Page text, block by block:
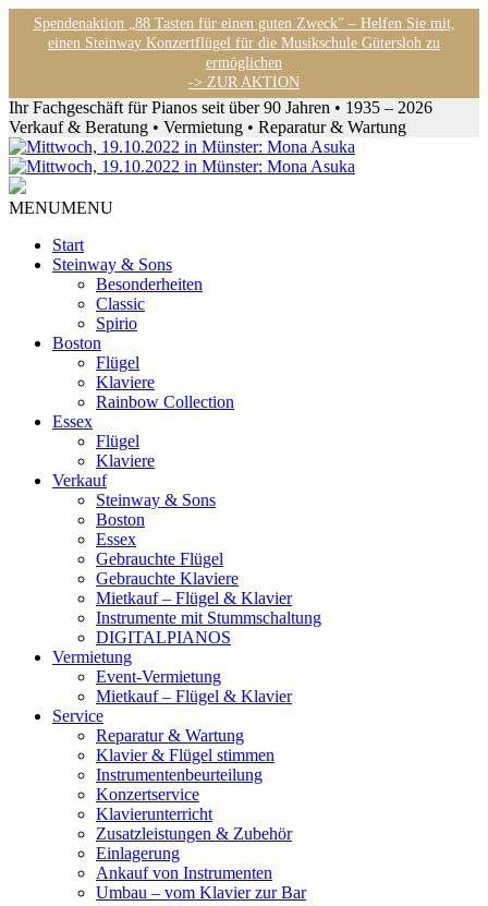
Spendenaktion „88 Tasten für einen guten Zweck" – Helfen Sie mit,
einen Steinway Konzertflügel für die Musikschule Gütersloh zu
ermöglichen
-> ZUR AKTION
Ihr Fachgeschäft für Pianos seit über 90 Jahren • 1935 – 2026
Verkauf & Beratung • Vermietung • Reparatur & Wartung
MENUMENU
Start
Steinway & Sons
Besonderheiten
Classic
Spirio
Boston
Flügel
Klaviere
Rainbow Collection
Essex
Flügel
Klaviere
Verkauf
Steinway & Sons
Boston
Essex
Gebrauchte Flügel
Gebrauchte Klaviere
Mietkauf – Flügel & Klavier
Instrumente mit Stummschaltung
DIGITALPIANOS
Vermietung
Event-Vermietung
Mietkauf – Flügel & Klavier
Service
Reparatur & Wartung
Klavier & Flügel stimmen
Instrumentenbeurteilung
Konzertservice
Klavierunterricht
Zusatzleistungen & Zubehör
Einlagerung
Ankauf von Instrumenten
Umbau – vom Klavier zur Bar